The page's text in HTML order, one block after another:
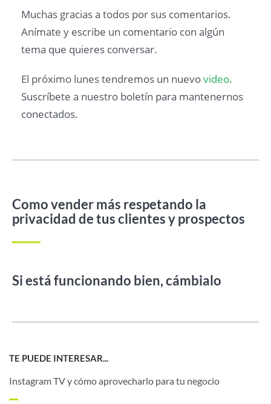
Muchas gracias a todos por sus comentarios.
Anímate y escribe un comentario con algún
tema que quieres conversar.
El próximo lunes tendremos un nuevovideo.
Suscríbete a nuestro boletín para mantenernos
conectados.
Como vender más respetando la
privacidad de tus clientes y prospectos
Si está funcionando bien, cámbialo
TE PUEDE INTERESAR...
Instagram TV y cómo aprovecharlo para tu negocio